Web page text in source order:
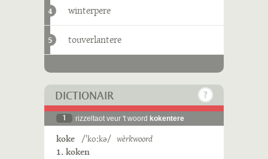
4 winterpere
5 touverlantere
DICTIONAIR
1 rizzeltaot veur 't woord kokentere
koke /ˈkoːkə/ wèrkwoord
1. koken